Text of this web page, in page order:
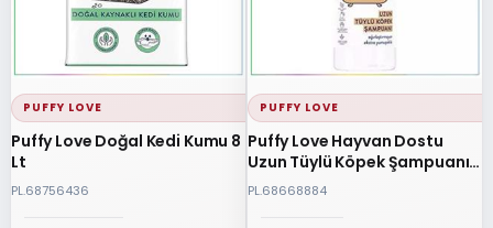
PUFFY LOVE
Puffy Love Doğal Kedi Kumu 8
Lt
PL.68756436
PUFFY LOVE
Puffy Love Hayvan Dostu
Uzun Tüylü Köpek Şampuanı
370 ML
PL.68668884